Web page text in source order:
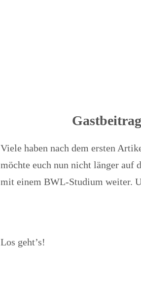
Viele haben nach dem ersten
möchte euch nun nicht länger auf
mit einem BWL-Studium weiter.
Los geht’s!